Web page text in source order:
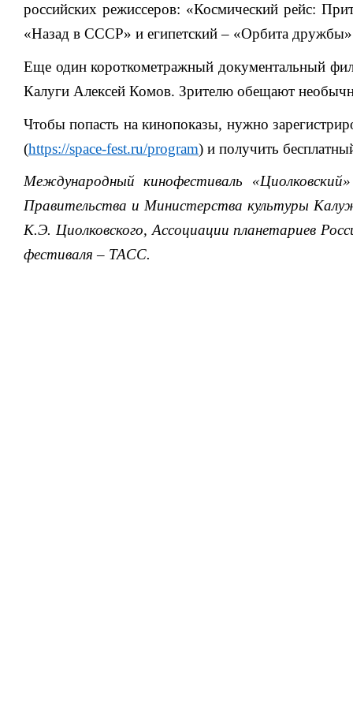
российских режиссеров: «Космический рейс:
«Назад в СССР» и египетский – «Орбита
Еще один короткометражный документальный
Калуги Алексей Комов. Зрителю обещают
Чтобы попасть на кинопоказы, нужно
(https://space-fest.ru/program) и получить
Международный кинофестиваль
Правительства и Министерства культуры
К.Э. Циолковского, Ассоциации планетариев
фестиваля – ТАСС.